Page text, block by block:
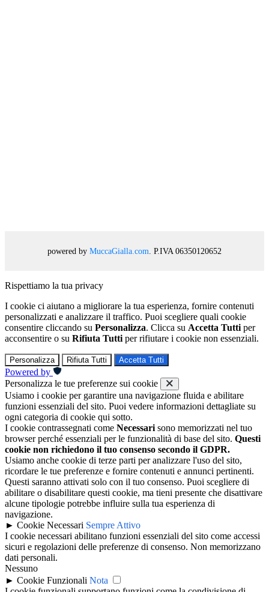
powered by MuccaGialla.com . P.IVA 06350120652
Rispettiamo la tua privacy
I cookie ci aiutano a migliorare la tua esperienza, fornire contenuti
personalizzati e analizzare il traffico. Puoi scegliere quali cookie
consentire cliccando su Personalizza. Clicca su Accetta Tutti per
acconsentire o su Rifiuta Tutti per rifiutare i cookie non essenziali.
Personalizza Rifiuta Tutti Accetta Tutti
Powered by
Personalizza le tue preferenze sui cookie
Usiamo i cookie per garantire una navigazione fluida e abilitare
funzioni essenziali del sito. Puoi vedere informazioni dettagliate su
ogni categoria di cookie qui sotto.
I cookie contrassegnati come Necessari sono memorizzati nel tuo
browser perché essenziali per le funzionalità di base del sito. Questi
cookie non richiedono il tuo consenso secondo il GDPR.
Usiamo anche cookie di terze parti per analizzare l'uso del sito,
ricordare le tue preferenze e fornire contenuti e annunci pertinenti.
Questi saranno attivati solo con il tuo consenso. Puoi scegliere di
abilitare o disabilitare questi cookie, ma tieni presente che disattivare
alcune tipologie potrebbe influire sulla tua esperienza di
navigazione.
► Cookie Necessari Sempre Attivo
I cookie necessari abilitano funzioni essenziali del sito come accessi
sicuri e regolazioni delle preferenze di consenso. Non memorizzano
dati personali.
Nessuno
► Cookie Funzionali Nota